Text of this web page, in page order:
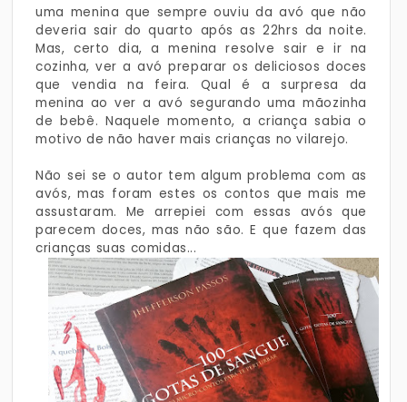
uma menina que sempre ouviu da avó que não
deveria sair do quarto após as 22hrs da noite.
Mas, certo dia, a menina resolve sair e ir na
cozinha, ver a avó preparar os deliciosos doces
que vendia na feira. Qual é a surpresa da
menina ao ver a avó segurando uma mãozinha
de bebê. Naquele momento, a criança sabia o
motivo de não haver mais crianças no vilarejo.
Não sei se o autor tem algum problema com as
avós, mas foram estes os contos que mais me
assustaram. Me arrepiei com essas avós que
parecem doces, mas não são. E que fazem das
crianças suas comidas...